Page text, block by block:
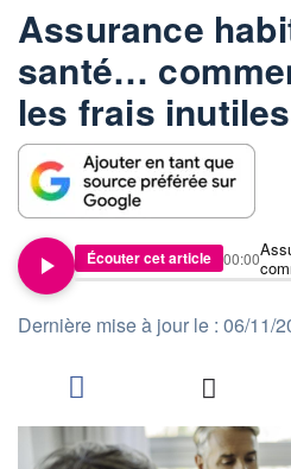
Assurance
santé…
les frais
Écouter cet article 00:00
Dernière mise à jour le : 06/11/